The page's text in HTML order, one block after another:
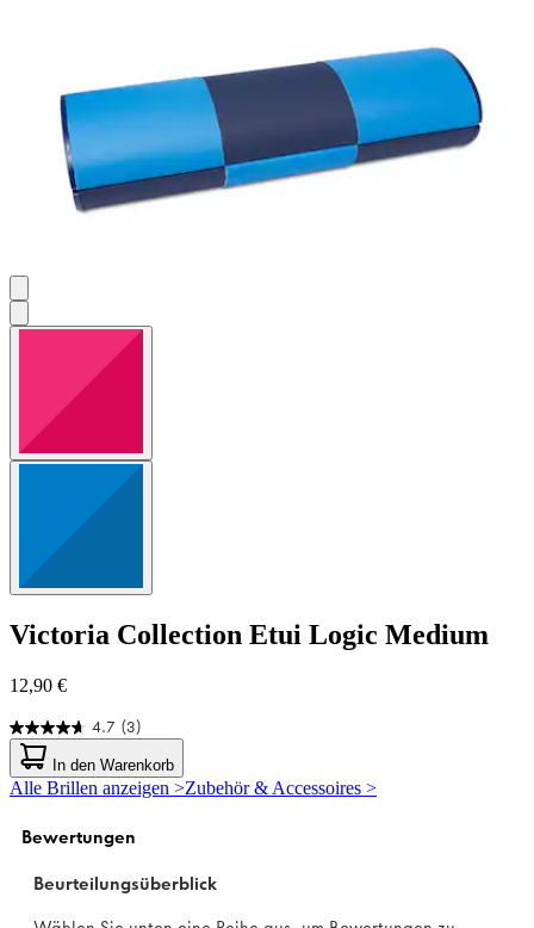
Victoria Collection Etui Logic Medium
12,90 €
4.7 (3)
4.7
von
5
Sternen.
Bewertungen
In den Warenkorb
Alle Brillen anzeigen >Zubehör & Accessoires >